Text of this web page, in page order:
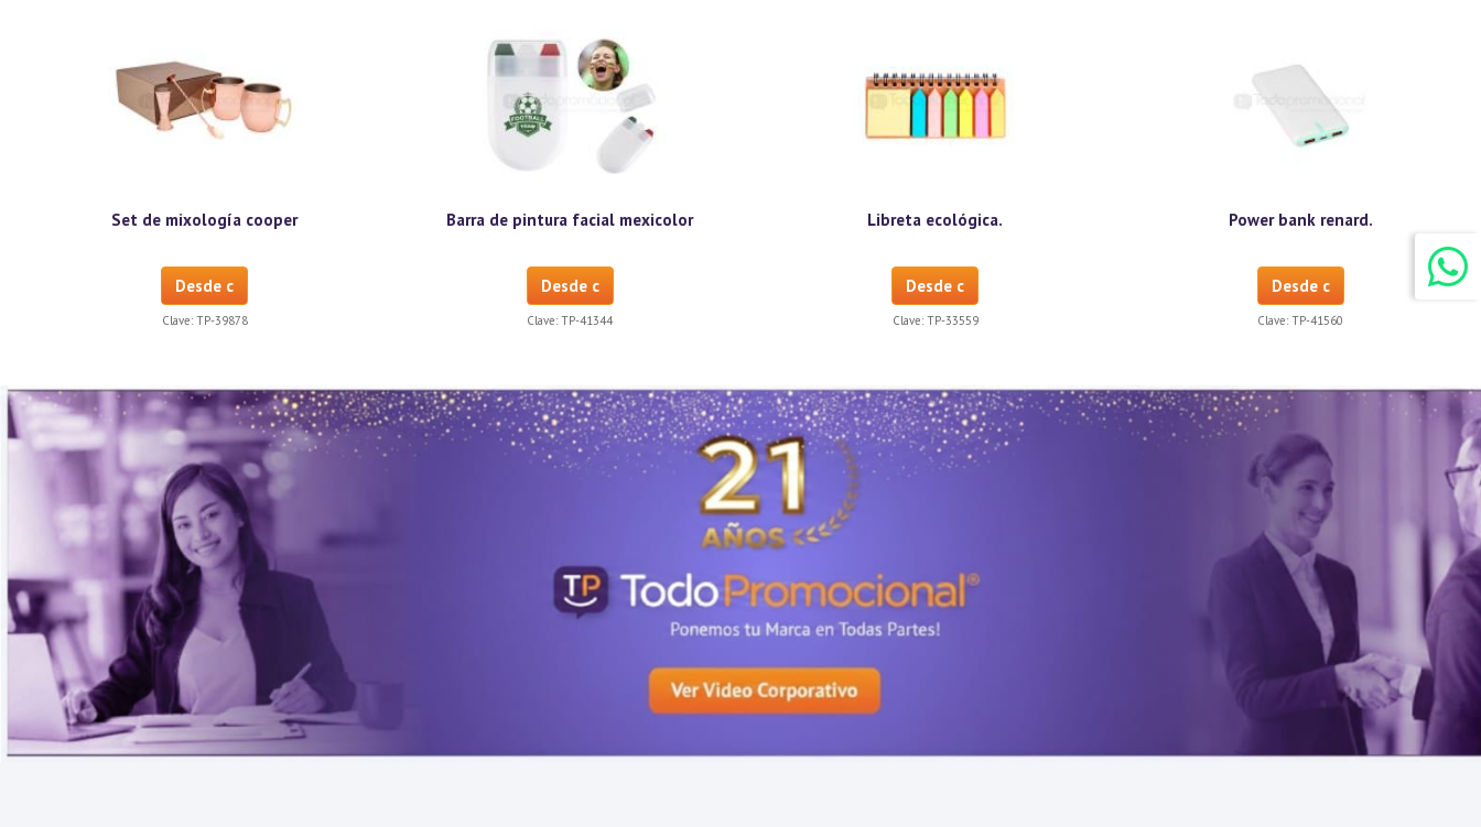
Set de mixología cooper
Desde c
Clave: TP-39878
Barra de pintura facial mexicolor
Desde c
Clave:TP-41344
Libreta ecológica.
Desde c
Clave: TP-33559
Power bank renard.
Desde c
Clave:TP-41560